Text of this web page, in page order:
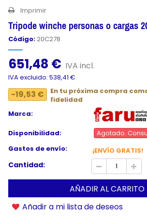
Imprimir
Tripode winche personas o cargas
Código:20C278
651,48 € IVA incl.
IVA excluido: 538,41 €
-19,53 €
En tu próxima compra
fidelidad
Marca:
Disponibilidad:
Agotado.
Gastos de envío:
¡ENVÍO GRATIS!
Cantidad:
AÑADIR AL CARRITO
Añadir a mi lista de deseos